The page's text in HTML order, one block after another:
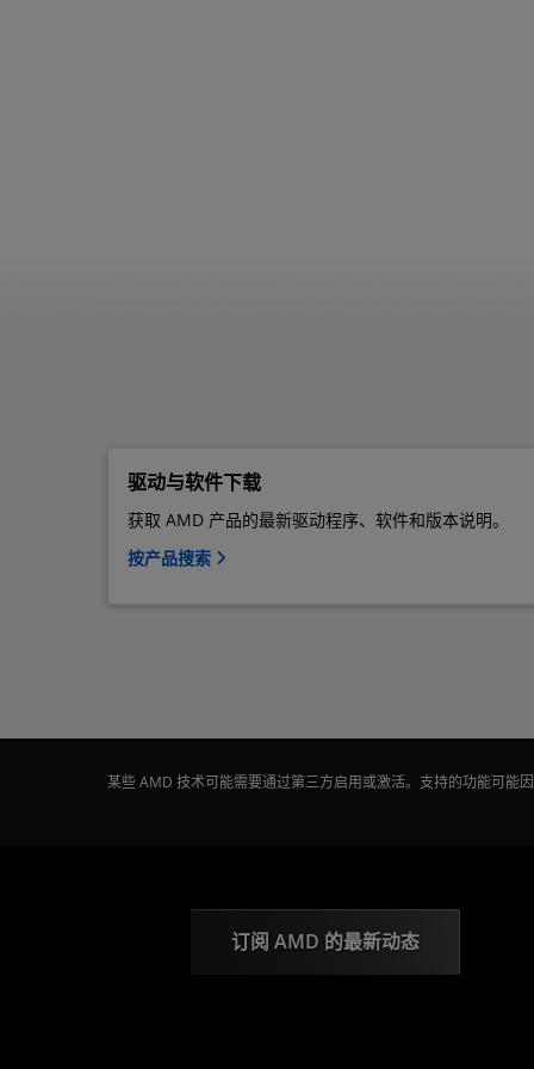
驱动与软件下载
获取 AMD 产品的最新驱动程序、软件和版本说明。
按产品搜索
某些 AMD 技术可能需要通过第三方启用或激活。支持的功能可能
订阅 AMD 的最新动态